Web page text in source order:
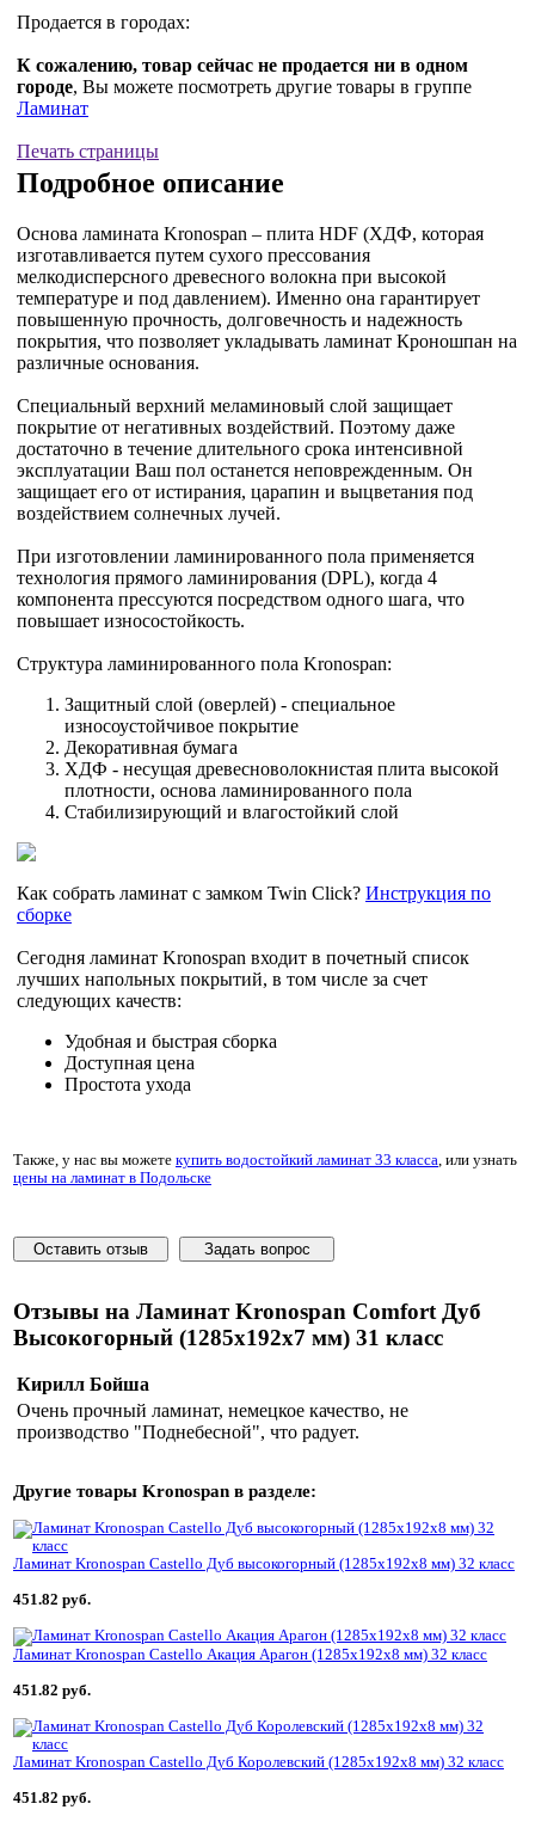
Продается в городах:
К сожалению, товар сейчас не продается ни в одном
городе, Вы можете посмотреть другие товары в группе
Ламинат
Печать страницы
Подробное описание
Основа ламината Kronospan – плита HDF (ХДФ, которая
изготавливается путем сухого прессования
мелкодисперсного древесного волокна при высокой
температуре и под давлением). Именно она гарантирует
повышенную прочность, долговечность и надежность
покрытия, что позволяет укладывать ламинат Кроношпан на
различные основания.
Специальный верхний меламиновый слой защищает
покрытие от негативных воздействий. Поэтому даже
достаточно в течение длительного срока интенсивной
эксплуатации Ваш пол останется неповрежденным. Он
защищает его от истирания, царапин и выцветания под
воздействием солнечных лучей.
При изготовлении ламинированного пола применяется
технология прямого ламинирования (DPL), когда 4
компонента прессуются посредством одного шага, что
повышает износостойкость.
Структура ламинированного пола Kronospan:
Защитный слой (оверлей) - специальное
износоустойчивое покрытие
Декоративная бумага
ХДФ - несущая древесноволокнистая плита высокой
плотности, основа ламинированного пола
Стабилизирующий и влагостойкий слой
Как собрать ламинат с замком Twin Click? Инструкция по
сборке
Сегодня ламинат Kronospan входит в почетный список
лучших напольных покрытий, в том числе за счет
следующих качеств:
Удобная и быстрая сборка
Доступная цена
Простота ухода
Также, у нас вы можете купить водостойкий ламинат 33 класса, или узнать
цены на ламинат в Подольске
Оставить отзыв Задать вопрос
Отзывы на Ламинат Kronospan Comfort Дуб
Высокогорный (1285x192x7 мм) 31 класс
Кирилл Бойша
Очень прочный ламинат, немецкое качество, не
производство "Поднебесной", что радует.
Другие товары Kronospan в разделе:
Ламинат Kronospan Castello Дуб высокогорный (1285x192x8 мм) 32 класс
451.82 руб.
Ламинат Kronospan Castello Акация Арагон (1285x192x8 мм) 32 класс
451.82 руб.
Ламинат Kronospan Castello Дуб Королевский (1285x192x8 мм) 32 класс
451.82 руб.